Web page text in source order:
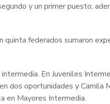
y un primer puesto,
federados sumaron
En Juveniles
dos oportunidades y
en Mayores Intermedia.